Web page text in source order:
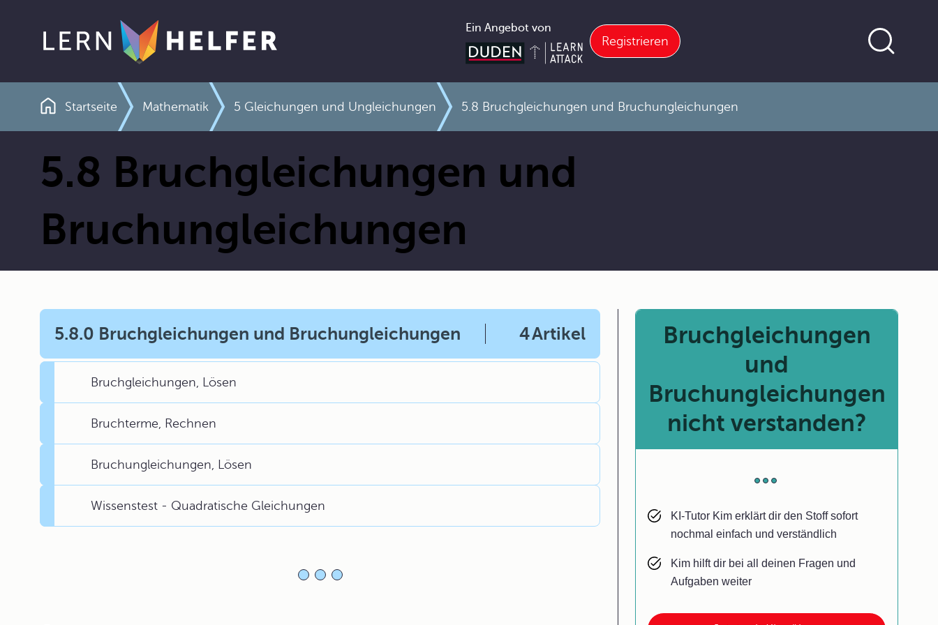
Ein Angebot von
Registrieren
Pfadnavigation
Startseite Mathematik 5 Gleichungen und Ungleichungen 5.8 Bruchgleichungen und Bruchungleichungen
5.8 Bruchgleichungen und
Bruchungleichungen
5.8.0 Bruchgleichungen und Bruchungleichungen 4Artikel
Bruchgleichungen, Lösen
Bruchterme, Rechnen
Bruchungleichungen, Lösen
Wissenstest - Quadratische Gleichungen
Bruchgleichungen
und
Bruchungleichungen
nicht verstanden?
KI-Tutor Kim erklärt dir den Stoff sofort
nochmal einfach und verständlich
Kim hilft dir bei all deinen Fragen und
Aufgaben weiter